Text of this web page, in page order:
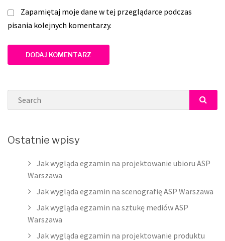
Zapamiętaj moje dane w tej przeglądarce podczas
pisania kolejnych komentarzy.
Search
Ostatnie wpisy
Jak wygląda egzamin na projektowanie ubioru ASP
Warszawa
Jak wygląda egzamin na scenografię ASP Warszawa
Jak wygląda egzamin na sztukę mediów ASP
Warszawa
Jak wygląda egzamin na projektowanie produktu